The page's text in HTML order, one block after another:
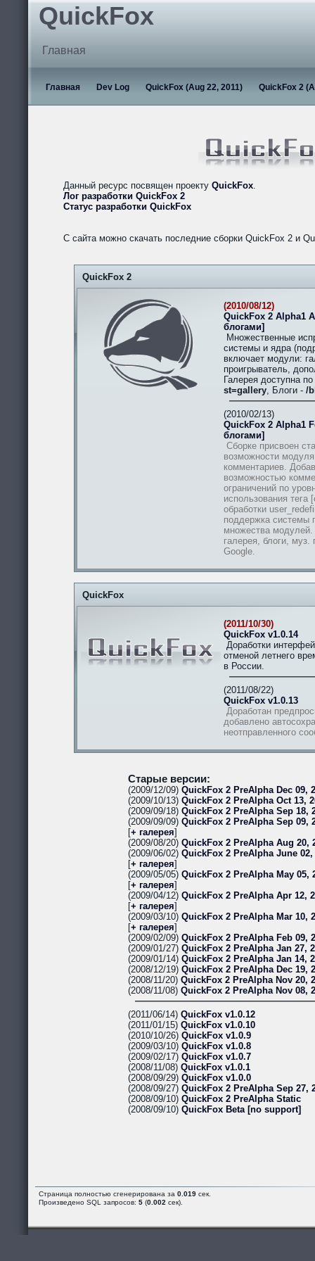
QuickFox
Главная
Главная Dev Log QuickFox (Aug 22, 2011) QuickFox 2
Данный ресурс посвящен проекту QuickFox.
Лог разработки QuickFox 2
Статус разработки QuickFox
С сайта можно скачать последние сборки QuickFox 2 и
QuickFox 2
(2010/08/12)
QuickFox 2 Alpha1
блогами]
Множественные
системы и ядра
включает модули:
проигрыватель,
Галерея доступна
st=gallery, Блоги - /
(2010/02/13)
QuickFox 2 Alpha1
блогами]
Сборке присвоен
возможности
комментариев.
возможностью
ограничений по
использования тега
обработки
поддержка системы
множества
галерея, блоги, муз.
Google.
QuickFox
(2011/10/30)
QuickFox v1.0.14
Доработки
отменой летнего
в России.
(2011/08/22)
QuickFox v1.0.13
Доработан
добавлено
неотправленного
Старые версии:
(2009/12/09) QuickFox 2 PreAlpha Dec 09,
(2009/10/13) QuickFox 2 PreAlpha Oct 13,
(2009/09/18) QuickFox 2 PreAlpha Sep 18,
(2009/09/09) QuickFox 2 PreAlpha Sep 09,
[+ галерея]
(2009/08/20) QuickFox 2 PreAlpha Aug 20,
(2009/06/02) QuickFox 2 PreAlpha June 02,
[+ галерея]
(2009/05/05) QuickFox 2 PreAlpha May 05,
[+ галерея]
(2009/04/12) QuickFox 2 PreAlpha Apr 12,
[+ галерея]
(2009/03/10) QuickFox 2 PreAlpha Mar 10,
[+ галерея]
(2009/02/09) QuickFox 2 PreAlpha Feb 09,
(2009/01/27) QuickFox 2 PreAlpha Jan 27,
(2009/01/14) QuickFox 2 PreAlpha Jan 14,
(2008/12/19) QuickFox 2 PreAlpha Dec 19,
(2008/11/20) QuickFox 2 PreAlpha Nov 20,
(2008/11/08) QuickFox 2 PreAlpha Nov 08,
(2011/06/14) QuickFox v1.0.12
(2011/01/15) QuickFox v1.0.10
(2010/10/26) QuickFox v1.0.9
(2009/03/10) QuickFox v1.0.8
(2009/02/17) QuickFox v1.0.7
(2008/11/08) QuickFox v1.0.1
(2008/09/29) QuickFox v1.0.0
(2008/09/27) QuickFox 2 PreAlpha Sep 27,
(2008/09/10) QuickFox 2 PreAlpha Static
(2008/09/10) QuickFox Beta [no support]
Страница полностью сгенерирована за 0.019 сек.
Произведено SQL запросов: 5 (0.002 сек).